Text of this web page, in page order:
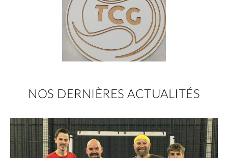
NOS DERNIÈRES ACTUALITÉS